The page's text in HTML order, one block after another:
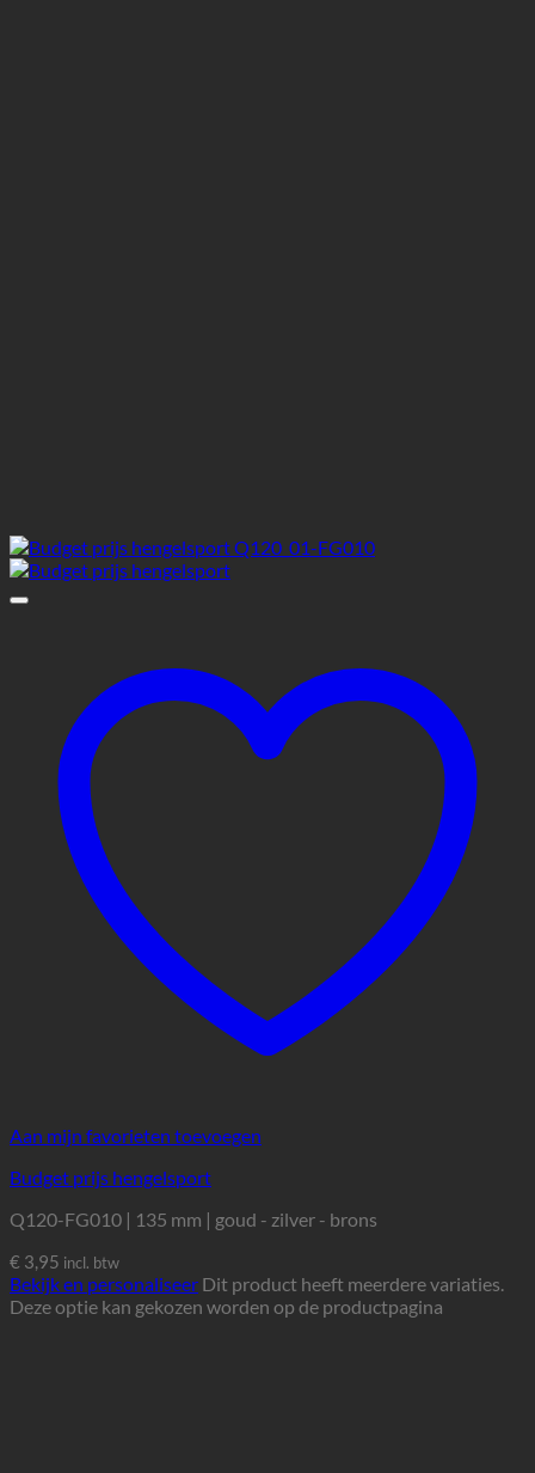
Aan mijn favorieten toevoegen
Budget prijs hengelsport
Q120-FG010 | 135 mm | goud - zilver - brons
€ 3,95 incl. btw
Bekijk en personaliseer Dit product heeft meerdere variaties.
Deze optie kan gekozen worden op de productpagina